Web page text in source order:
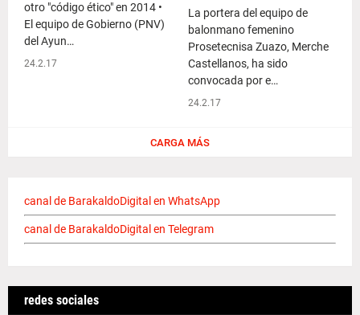
otro "código ético" en 2014 •
El equipo de Gobierno (PNV)
del Ayun…
24.2.17
La portera del equipo de
balonmano femenino
Prosetecnisa Zuazo, Merche
Castellanos, ha sido
convocada por e…
24.2.17
CARGA MÁS
canal de BarakaldoDigital en WhatsApp
canal de BarakaldoDigital en Telegram
redes sociales